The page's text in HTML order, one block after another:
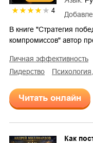
4
В книге "Стратегия
компромиссов" автор
личная эффективность
лидерство
Читать онлайн
Как